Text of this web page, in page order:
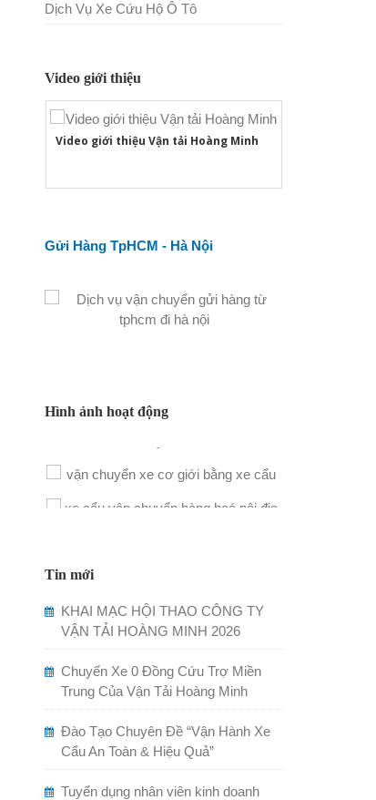
Dịch Vụ Xe Cứu Hộ Ô Tô
Video giới thiệu
Video giới thiệu Vận tải Hoàng Minh
Gửi Hàng TpHCM - Hà Nội
Hình ảnh hoạt động
Tin mới
KHAI MẠC HỘI THAO CÔNG TY
VẬN TẢI HOÀNG MINH 2026
Chuyến Xe 0 Đồng Cứu Trợ Miền
Trung Của Vận Tải Hoàng Minh
Đào Tạo Chuyên Đề “Vận Hành Xe
Cẩu An Toàn & Hiệu Quả”
Tuyển dụng nhân viên kinh doanh